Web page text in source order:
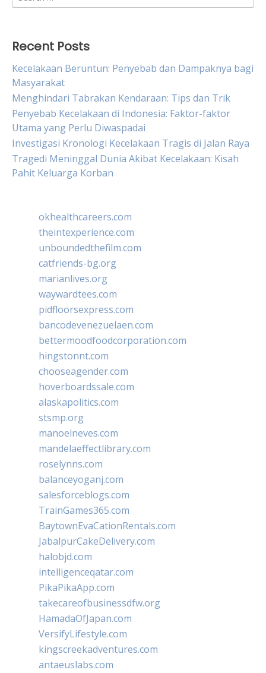
for:
Recent Posts
Kecelakaan Beruntun: Penyebab dan Dampaknya bagi
Masyarakat
Menghindari Tabrakan Kendaraan: Tips dan Trik
Penyebab Kecelakaan di Indonesia: Faktor-faktor
Utama yang Perlu Diwaspadai
Investigasi Kronologi Kecelakaan Tragis di Jalan Raya
Tragedi Meninggal Dunia Akibat Kecelakaan: Kisah
Pahit Keluarga Korban
okhealthcareers.com
theintexperience.com
unboundedthefilm.com
catfriends-bg.org
marianlives.org
waywardtees.com
pidfloorsexpress.com
bancodevenezuelaen.com
bettermoodfoodcorporation.com
hingstonnt.com
chooseagender.com
hoverboardssale.com
alaskapolitics.com
stsmp.org
manoelneves.com
mandelaeffectlibrary.com
roselynns.com
balanceyoganj.com
salesforceblogs.com
TrainGames365.com
BaytownEvaCationRentals.com
JabalpurCakeDelivery.com
halobjd.com
intelligenceqatar.com
PikaPikaApp.com
takecareofbusinessdfw.org
HamadaOfJapan.com
VersifyLifestyle.com
kingscreekadventures.com
antaeuslabs.com